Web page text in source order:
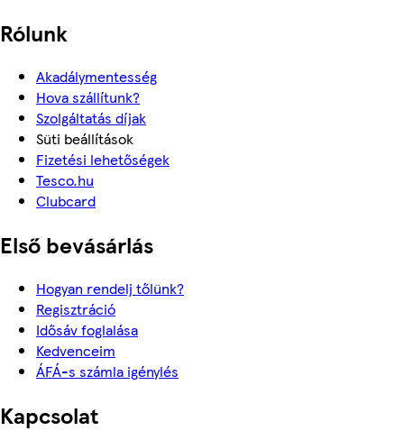
Rólunk
Akadálymentesség
Hova szállítunk?
Szolgáltatás díjak
Süti beállítások
Fizetési lehetőségek
Tesco.hu
Clubcard
Első bevásárlás
Hogyan rendelj tőlünk?
Regisztráció
Idősáv foglalása
Kedvenceim
ÁFÁ-s számla igénylés
Kapcsolat